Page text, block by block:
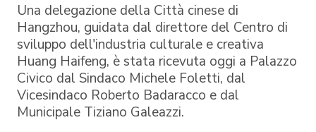
Una delegazione della Città cinese di
Hangzhou, guidata dal direttore del Centro di
sviluppo dell'industria culturale e creativa
Huang Haifeng, è stata ricevuta oggi a Palazzo
Civico dal Sindaco Michele Foletti, dal
Vicesindaco Roberto Badaracco e dal
Municipale Tiziano Galeazzi.